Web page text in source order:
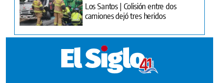
Los Santos | Colisión entre dos
camiones dejó tres heridos